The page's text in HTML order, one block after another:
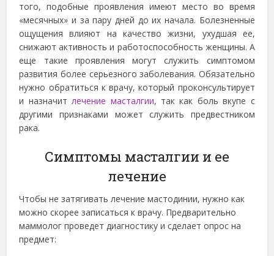
того, подобные проявления имеют место во время
«месячных» и за пару дней до их начала. Болезненные
ощущения влияют на качество жизни, ухудшая ее,
снижают активность и работоспособность женщины. А
еще такие проявления могут служить симптомом
развития более серьезного заболевания. Обязательно
нужно обратиться к врачу, который проконсультирует
и назначитлечение масталгии, так как боль вкупе с
другими признаками может служить предвестником
рака.
Симптомы масталгии и ее
лечение
Чтобы не затягивать лечение мастодинии, нужно как
можно скорее записаться к врачу. Предварительно
маммолог проведет диагностику и сделает опрос на
предмет: